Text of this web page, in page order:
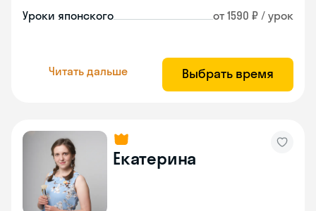
Уроки японского от 1590 ₽ / урок
Читать дальше Выбрать время
Екатерина